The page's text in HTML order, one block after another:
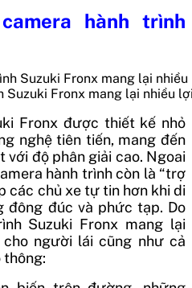
hành trình
Suzuki Fronx mang lại nhiều
Fronx được thiết kế nhỏ
nghệ tiên tiến, mang đến
với độ phân giải cao. Ngoai
hành trình còn là “trợ
các chủ xe tự tin hơn khi di
đông đúc và phức tạp. Do
Suzuki Fronx mang lại
người lái cũng như cả
thông: